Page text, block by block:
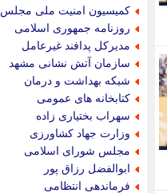
کمیسیون امنیت ملی مجلس
روزنامه جمهوری اسلامی
مدیرکل پدافند غیرعامل
سازمان آتش نشانی مشهد
شبکه بهداشت و درمان
کتابخانه های عمومی
سهراب بختیاری زاده
وزارت جهاد کشاورزی
مجلس شورای اسلامی
ابوالفضل رزاق پور
فرماندهی انتظامی